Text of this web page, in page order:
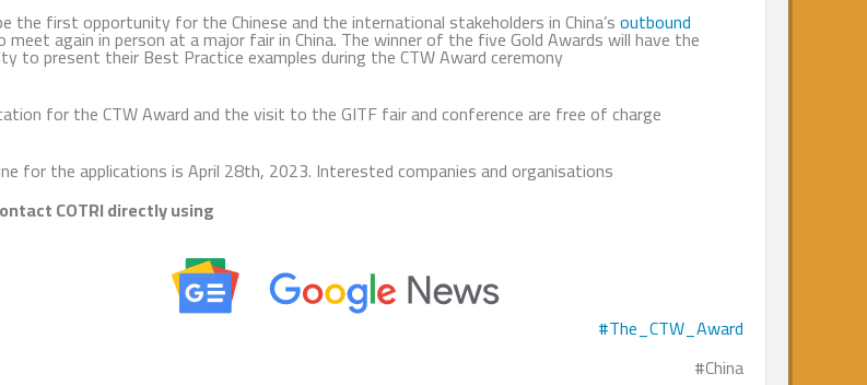
GITF will be the first opportunity for the Chinese and the international stakeholders in China’s
tourismto meet again in person at a major fair in China. The winner of the five Gold Awards will have the
opportunity to present their Best Practice examples during the CTW Award ceremony.
The application for the CTW Award and the visit to the GITF fair and conference are free of charge.
The deadline for the applications is April 28th, 2023. Interested companies and organisations
should contact COTRI directly using .
The_CTW_Award#